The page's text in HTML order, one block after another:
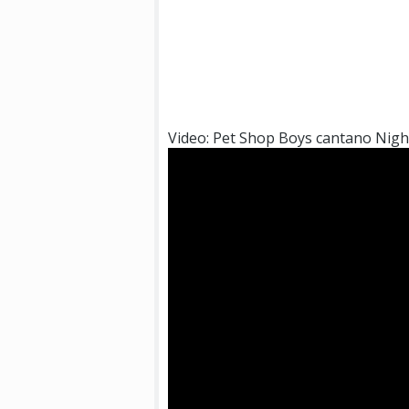
Video: Pet Shop Boys cantano